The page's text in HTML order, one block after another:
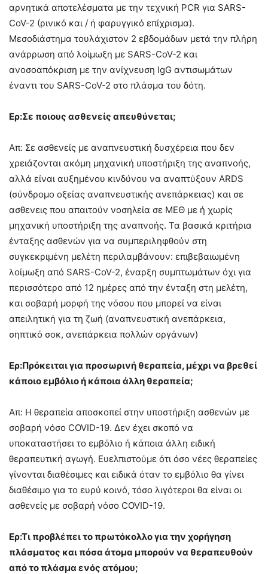
αρνητικά αποτελέσματα με την τεχνική PCR για SARS-
CoV-2 (ρινικό και / ή φαρυγγικό επίχρισμα).
Μεσοδιάστημα τουλάχιστον 2 εβδομάδων μετά την πλήρη
ανάρρωση από λοίμωξη με SARS-CoV-2 και
ανοσοαπόκριση με την ανίχνευση IgG αντισωμάτων
έναντι του SARS-CoV-2 στο πλάσμα του δότη.
Ερ:Σε ποιους ασθενείς απευθύνεται;
Απ: Σε ασθενείς με αναπνευστική δυσχέρεια που δεν
χρειάζονται ακόμη μηχανική υποστήριξη της αναπνοής,
αλλά είναι αυξημένου κινδύνου να αναπτύξουν ARDS
(σύνδρομο οξείας αναπνευστικής ανεπάρκειας) και σε
ασθενεις που απαιτούν νοσηλεία σε ΜΕΘ με ή χωρίς
μηχανική υποστήριξη της αναπνοής. Τα βασικά κριτήρια
ένταξης ασθενών για να συμπεριληφθούν στη
συγκεκριμένη μελέτη περιλαμβάνουν: επιβεβαιωμένη
λοίμωξη από SARS-CoV-2, έναρξη συμπτωμάτων όχι για
περισσότερο από 12 ημέρες από την ένταξη στη μελέτη,
και σοβαρή μορφή της νόσου που μπορεί να είναι
απειλητική για τη ζωή (αναπνευστική ανεπάρκεια,
σηπτικό σοκ, ανεπάρκεια πολλών οργάνων)
Ερ:Πρόκειται για προσωρινή θεραπεία, μέχρι να βρεθεί
κάποιο εμβόλιο ή κάποια άλλη θεραπεία;
Απ: Η θεραπεία αποσκοπεί στην υποστήριξη ασθενών με
σοβαρή νόσο COVID-19. Δεν έχει σκοπό να
υποκαταστήσει το εμβόλιο ή κάποια άλλη ειδική
θεραπευτική αγωγή. Ευελπιστούμε ότι όσο νέες θεραπείες
γίνονται διαθέσιμες και ειδικά όταν το εμβόλιο θα γίνει
διαθέσιμο για το ευρύ κοινό, τόσο λιγότεροι θα είναι οι
ασθενείς με σοβαρή νόσο COVID-19.
Ερ:Τι προβλέπει το πρωτόκολλο για την χορήγηση
πλάσματος και πόσα άτομα μπορούν να θεραπευθούν
από το πλάσμα ενός ατόμου;